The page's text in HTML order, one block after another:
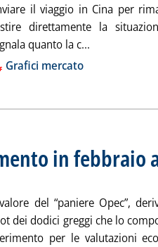
il viaggio in Cina per
direttamente la
quanto la c...
Grafici mercato
in febbraio
del “paniere Opec”,
dei dodici greggi che lo
per le valutazioni